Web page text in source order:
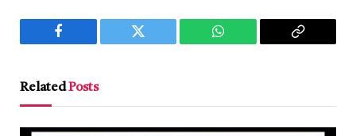
Facebook Twitter WhatsApp
Copy
RelatedPosts